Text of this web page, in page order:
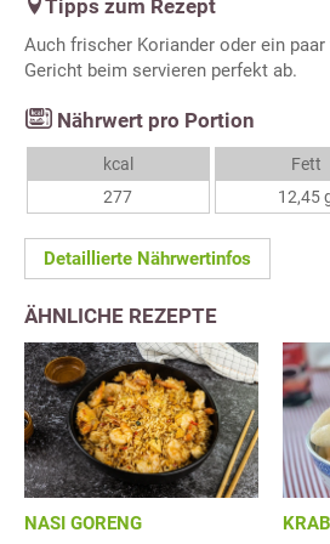
Tipps zum Rezept
Auch frischer Koriander oder ein
Gericht beim servieren perfekt ab.
Nährwert pro Portion
kcal
277
Fett
12,45
Detaillierte Nährwertinfos
ÄHNLICHE REZEPTE
NASI GORENG